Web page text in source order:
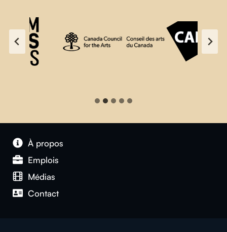
À propos
Emplois
Médias
Contact